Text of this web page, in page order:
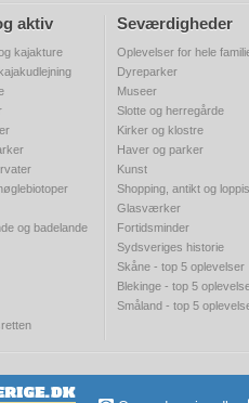
aktiv
kajakture
og badelande
Seværdigheder
Oplevelser for hele
Dyreparker
Museer
Slotte og herregårde
Kirker og klostre
Haver og parker
Kunst
Shopping, antikt og loppis
Glasværker
Fortidsminder
Sydsveriges historie
Skåne - top 5 oplevelser
Blekinge - top 5
Småland - top 5